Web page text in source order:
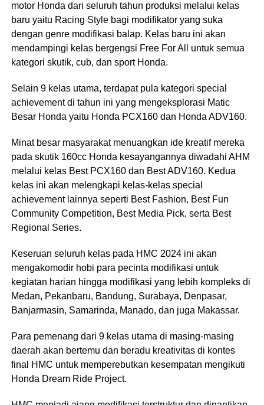
motor Honda dari seluruh tahun produksi melalui kelas
baru yaitu Racing Style bagi modifikator yang suka
dengan genre modifikasi balap. Kelas baru ini akan
mendampingi kelas bergengsi Free For All untuk semua
kategori skutik, cub, dan sport Honda.
Selain 9 kelas utama, terdapat pula kategori special
achievement di tahun ini yang mengeksplorasi Matic
Besar Honda yaitu Honda PCX160 dan Honda ADV160.
Minat besar masyarakat menuangkan ide kreatif mereka
pada skutik 160cc Honda kesayangannya diwadahi AHM
melalui kelas Best PCX160 dan Best ADV160. Kedua
kelas ini akan melengkapi kelas-kelas special
achievement lainnya seperti Best Fashion, Best Fun
Community Competition, Best Media Pick, serta Best
Regional Series.
Keseruan seluruh kelas pada HMC 2024 ini akan
mengakomodir hobi para pecinta modifikasi untuk
kegiatan harian hingga modifikasi yang lebih kompleks di
Medan, Pekanbaru, Bandung, Surabaya, Denpasar,
Banjarmasin, Samarinda, Manado, dan juga Makassar.
Para pemenang dari 9 kelas utama di masing-masing
daerah akan bertemu dan beradu kreativitas di kontes
final HMC untuk memperebutkan kesempatan mengikuti
Honda Dream Ride Project.